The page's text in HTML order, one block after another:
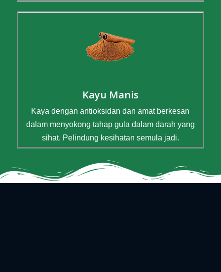
Kayu Manis
Kaya dengan antioksidan dan amat berkesan
dalam menyokong tahap gula dalam darah yang
sihat. Pelindung kesihatan semula jadi.